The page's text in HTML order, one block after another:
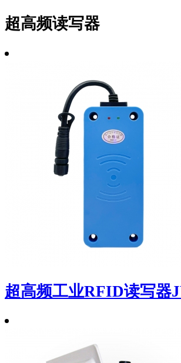
超高频读写器
超高频工业RFID读写器